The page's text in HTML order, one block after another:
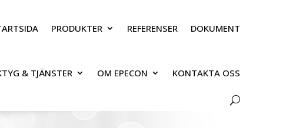
PRODUKTER REFERENSER DOKUMENT
& TJÄNSTER OM EPECON KONTAKTA OSS